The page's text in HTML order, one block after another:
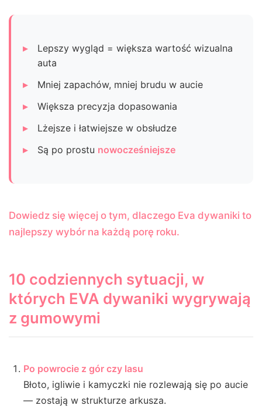
Lepszy wygląd = większa wartość wizualna
auta
Mniej zapachów, mniej brudu w aucie
Większa precyzja dopasowania
Lżejsze i łatwiejsze w obsłudze
Są po prostu nowocześniejsze
Dowiedz się więcej o tym, dlaczego Eva dywaniki to
najlepszy wybór na każdą porę roku.
10 codziennych sytuacji, w
których EVA dywaniki wygrywają
z gumowymi
Po powrocie z gór czy lasu
Błoto, igliwie i kamyczki nie rozlewają się po aucie
— zostają w strukturze arkusza.